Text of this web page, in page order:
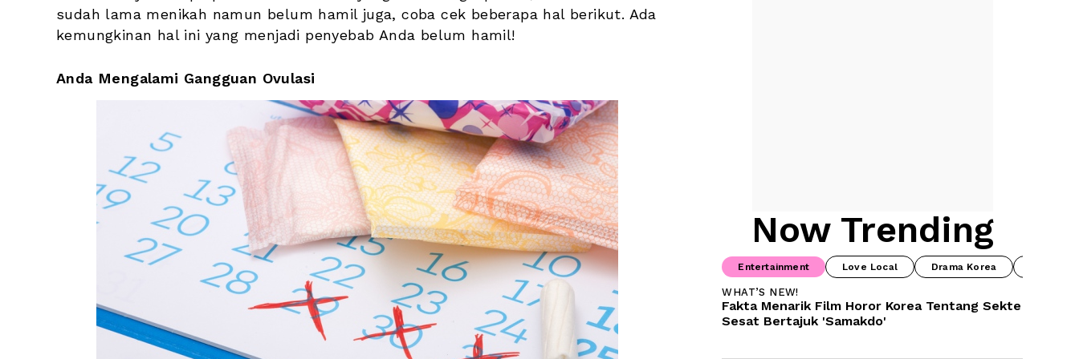
sudah lama menikah namun belum hamil juga, coba cek beberapa hal berikut. Ada
kemungkinan hal ini yang menjadi penyebab Anda belum hamil!
Anda Mengalami Gangguan Ovulasi
Now Trending
Entertainment Love Local Drama Korea
WHAT’S NEW!
Fakta Menarik Film Horor Korea Tentang Sekte
Sesat Bertajuk 'Samakdo'